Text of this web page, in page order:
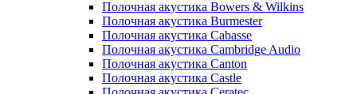
Полочная акустика Bowers & Wilkins
Полочная акустика Burmester
Полочная акустика Cabasse
Полочная акустика Cambridge Audio
Полочная акустика Canton
Полочная акустика Castle